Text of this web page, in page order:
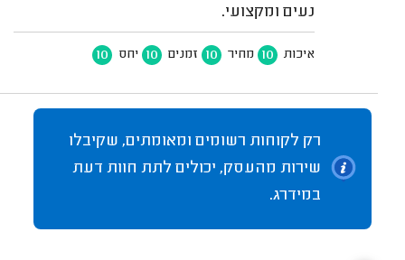
נעים ומקצועי.
איכות 10 מחיר 10 זמנים 10 יחס 10
רק לקוחות רשומים ומאומתים, שקיבלו
שירות מהעסק, יכולים לתת חוות דעת
במידרג.